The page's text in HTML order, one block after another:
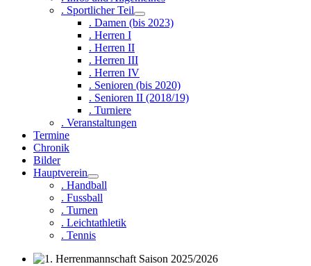
. Sportlicher Teil
. Damen (bis 2023)
. Herren I
. Herren II
. Herren III
. Herren IV
. Senioren (bis 2020)
. Senioren II (2018/19)
. Turniere
. Veranstaltungen
Termine
Chronik
Bilder
Hauptverein
. Handball
. Fussball
. Turnen
. Leichtathletik
. Tennis